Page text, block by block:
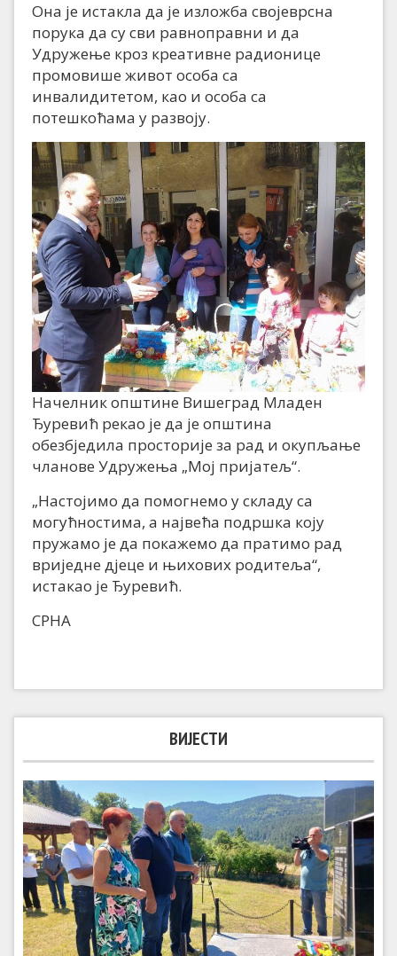
Она је истакла да је изложба својеврсна
порука да су сви равноправни и да
Удружење кроз креативне радионице
промовише живот особа са
инвалидитетом, као и особа са
потешкоћама у развоју.
Начелник општине Вишеград Младен
Ђуревић рекао је да је општина
обезбједила просторије за рад и окупљање
чланове Удружења „Мој пријатељ“.
„Настојимо да помогнемо у складу са
могућностима, а највећа подршка коју
пружамо је да покажемо да пратимо рад
вриједне дјеце и њихових родитеља“,
истакао је Ђуревић.
СРНА
ВИЈЕСТИ